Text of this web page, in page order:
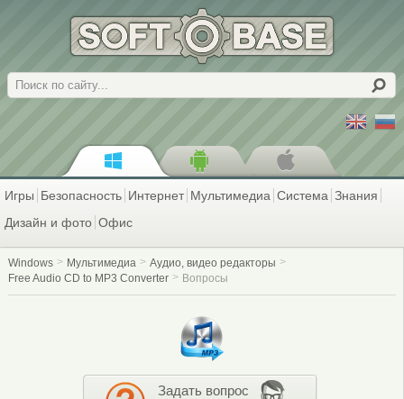
Поиск
Игры Безопасность Интернет Мультимедиа Система Знания
Дизайн и фото Офис
Windows Мультимедиа
Аудио, видео редакторы
Free Audio CD to MP3 Converter
Вопросы
Задать вопрос